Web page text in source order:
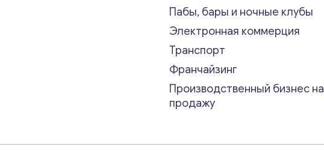
Пабы, бары и ночные клубы
Электронная коммерция
Транспорт
Франчайзинг
Производственный бизнес на
продажу